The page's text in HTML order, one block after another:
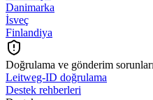
Danimarka
İsveç
Finlandiya
Doğrulama ve gönderim
Leitweg-ID doğrulama
Destek rehberleri